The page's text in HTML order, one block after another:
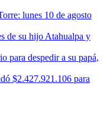
lunes 10 de agosto
de su hijo Atahualpa y
para despedir a su papá,
$2.427.921.106 para